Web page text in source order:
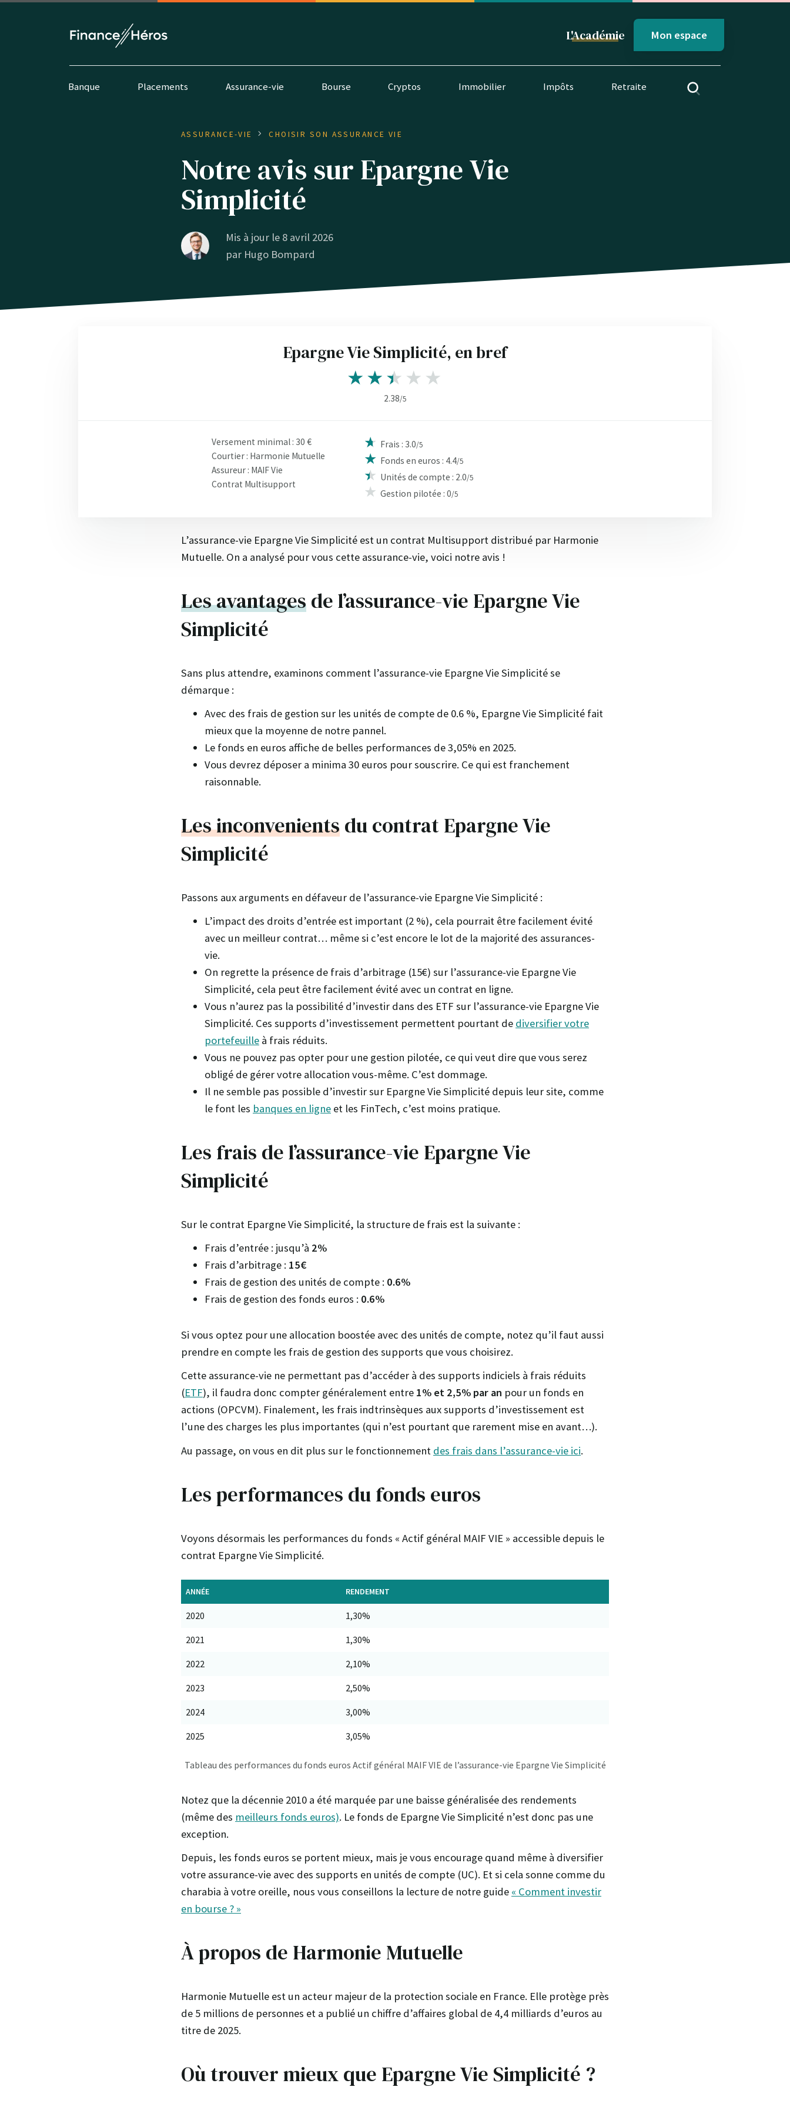
L'Académie Mon espace
Banque Placements Assurance-vie Bourse Cryptos Immobilier Impôts Retraite
ASSURANCE-VIE CHOISIR SON ASSURANCE VIE
Notre avis sur Epargne Vie
Simplicité
Mis à jour le 8 avril 2026
par Hugo Bompard
Epargne Vie Simplicité, en bref
2.38/5
Versement minimal : 30 €
Courtier : Harmonie Mutuelle
Assureur : MAIF Vie
Contrat Multisupport
Frais : 3.0/5
Fonds en euros : 4.4/5
Unités de compte : 2.0/5
Gestion pilotée : 0/5
L’assurance-vie Epargne Vie Simplicité est un contrat Multisupport distribué par Harmonie
Mutuelle. On a analysé pour vous cette assurance-vie, voici notre avis !
Les avantagesde l’assurance-vie Epargne Vie
Simplicité
Sans plus attendre, examinons comment l’assurance-vie Epargne Vie Simplicité se
démarque :
Avec des frais de gestion sur les unités de compte de 0.6 %, Epargne Vie Simplicité fait
mieux que la moyenne de notre pannel.
Le fonds en euros affiche de belles performances de 3,05% en 2025.
Vous devrez déposer a minima 30 euros pour souscrire. Ce qui est franchement
raisonnable.
Les inconvenientsdu contrat Epargne Vie
Simplicité
Passons aux arguments en défaveur de l’assurance-vie Epargne Vie Simplicité :
L’impact des droits d’entrée est important (2 %), cela pourrait être facilement évité
avec un meilleur contrat… même si c’est encore le lot de la majorité des assurances-
vie.
On regrette la présence de frais d’arbitrage (15€) sur l’assurance-vie Epargne Vie
Simplicité, cela peut être facilement évité avec un contrat en ligne.
Vous n’aurez pas la possibilité d’investir dans des ETF sur l’assurance-vie Epargne Vie
Simplicité. Ces supports d’investissement permettent pourtant de diversifier votre
portefeuille à frais réduits.
Vous ne pouvez pas opter pour une gestion pilotée, ce qui veut dire que vous serez
obligé de gérer votre allocation vous-même. C’est dommage.
Il ne semble pas possible d’investir sur Epargne Vie Simplicité depuis leur site, comme
le font les banques en ligne et les FinTech, c’est moins pratique.
Les frais de l’assurance-vie Epargne Vie
Simplicité
Sur le contrat Epargne Vie Simplicité, la structure de frais est la suivante :
Frais d’entrée : jusqu’à 2%
Frais d’arbitrage : 15€
Frais de gestion des unités de compte : 0.6%
Frais de gestion des fonds euros : 0.6%
Si vous optez pour une allocation boostée avec des unités de compte, notez qu’il faut aussi
prendre en compte les frais de gestion des supports que vous choisirez.
Cette assurance-vie ne permettant pas d’accéder à des supports indiciels à frais réduits
(ETF), il faudra donc compter généralement entre 1% et 2,5% par an pour un fonds en
actions (OPCVM). Finalement, les frais indtrinsèques aux supports d’investissement est
l’une des charges les plus importantes (qui n’est pourtant que rarement mise en avant…).
Au passage, on vous en dit plus sur le fonctionnement des frais dans l’assurance-vie ici.
Les performances du fonds euros
Voyons désormais les performances du fonds « Actif général MAIF VIE » accessible depuis le
contrat Epargne Vie Simplicité.
ANNÉE RENDEMENT
2020 1,30%
2021 1,30%
2022 2,10%
2023 2,50%
2024 3,00%
2025 3,05%
Tableau des performances du fonds euros Actif général MAIF VIE de l’assurance-vie Epargne Vie Simplicité
Notez que la décennie 2010 a été marquée par une baisse généralisée des rendements
(même des meilleurs fonds euros). Le fonds de Epargne Vie Simplicité n’est donc pas une
exception.
Depuis, les fonds euros se portent mieux, mais je vous encourage quand même à diversifier
votre assurance-vie avec des supports en unités de compte (UC). Et si cela sonne comme du
charabia à votre oreille, nous vous conseillons la lecture de notre guide « Comment investir
en bourse ? »
À propos de Harmonie Mutuelle
Harmonie Mutuelle est un acteur majeur de la protection sociale en France. Elle protège près
de 5 millions de personnes et a publié un chiffre d’affaires global de 4,4 milliards d’euros au
titre de 2025.
Où trouver mieux que Epargne Vie Simplicité ?